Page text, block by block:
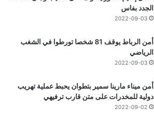
الجدد بفاس
2022-09-03
أمن الرباط يوقف 81 شخصا تورطوا في الشغب
الرياضي
2022-09-03
أمن ميناء مارينا سمير بتطوان يحبط عملية تهريب
دولية للمخدرات على متن قارب ترفيهي
2022-09-02